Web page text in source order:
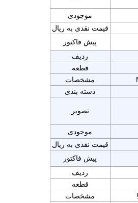
موجودی
قیمت نقدی به ریال
پیش فاکتور
ردیف
قطعه
مشخصات
دسته بندی
تصویر
موجودی
قیمت نقدی به ریال
پیش فاکتور
ردیف
قطعه
مشخصات